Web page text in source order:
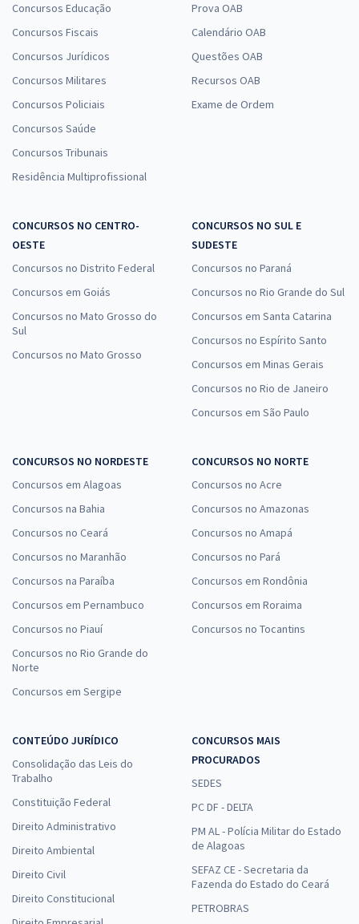
Concursos Educação
Concursos Fiscais
Concursos Jurídicos
Concursos Militares
Concursos Policiais
Concursos Saúde
Concursos Tribunais
Residência Multiprofissional
Prova OAB
Calendário OAB
Questões OAB
Recursos OAB
Exame de Ordem
CONCURSOS NO CENTRO-
OESTE
Concursos no Distrito Federal
Concursos em Goiás
Concursos no Mato Grosso do
Sul
Concursos no Mato Grosso
CONCURSOS NO SUL E
SUDESTE
Concursos no Paraná
Concursos no Rio Grande do Sul
Concursos em Santa Catarina
Concursos no Espírito Santo
Concursos em Minas Gerais
Concursos no Rio de Janeiro
Concursos em São Paulo
CONCURSOS NO NORDESTE
Concursos em Alagoas
Concursos na Bahia
Concursos no Ceará
Concursos no Maranhão
Concursos na Paraíba
Concursos em Pernambuco
Concursos no Piauí
Concursos no Rio Grande do
Norte
Concursos em Sergipe
CONCURSOS NO NORTE
Concursos no Acre
Concursos no Amazonas
Concursos no Amapá
Concursos no Pará
Concursos em Rondônia
Concursos em Roraima
Concursos no Tocantins
CONTEÚDO JURÍDICO
Consolidação das Leis do
Trabalho
Constituição Federal
Direito Administrativo
Direito Ambiental
Direito Civil
Direito Constitucional
CONCURSOS MAIS
PROCURADOS
SEDES
PC DF - DELTA
PM AL - Polícia Militar do Estado
de Alagoas
SEFAZ CE - Secretaria da
Fazenda do Estado do Ceará
PETROBRAS